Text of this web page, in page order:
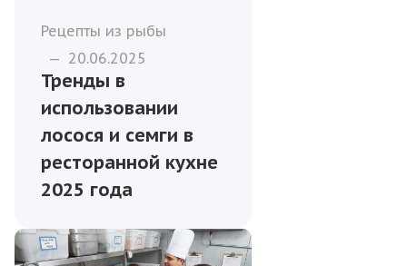
Рецепты из рыбы
— 20.06.2025
Тренды в
использовании
лосося и семги в
ресторанной кухне
2025 года